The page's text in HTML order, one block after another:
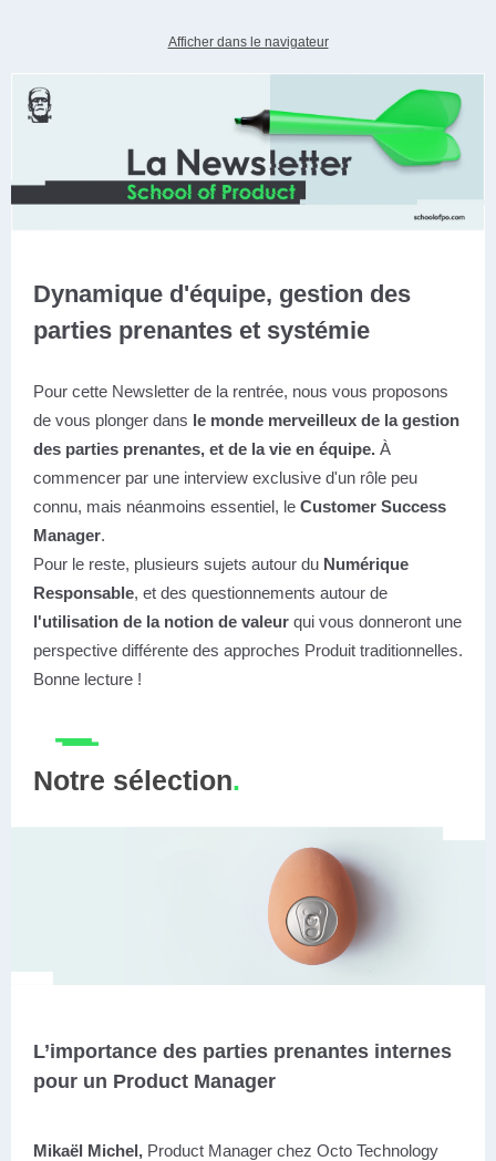
Afficher dans le navigateur
Dynamique d'équipe, gestion des
parties prenantes et systémie
Pour cette Newsletter de la rentrée, nous vous proposons
de vous plonger dans le monde merveilleux de la gestion
des parties prenantes, et de la vie en équipe. À
commencer par une interview exclusive d'un rôle peu
connu, mais néanmoins essentiel, le Customer Success
Manager.
Pour le reste, plusieurs sujets autour du Numérique
Responsable, et des questionnements autour de
l'utilisation de la notion de valeur qui vous donneront une
perspective différente des approches Produit traditionnelles.
Bonne lecture !
Notre sélection.
L’importance des parties prenantes internes
pour un Product Manager
Mikaël Michel, Product Manager chez Octo Technology